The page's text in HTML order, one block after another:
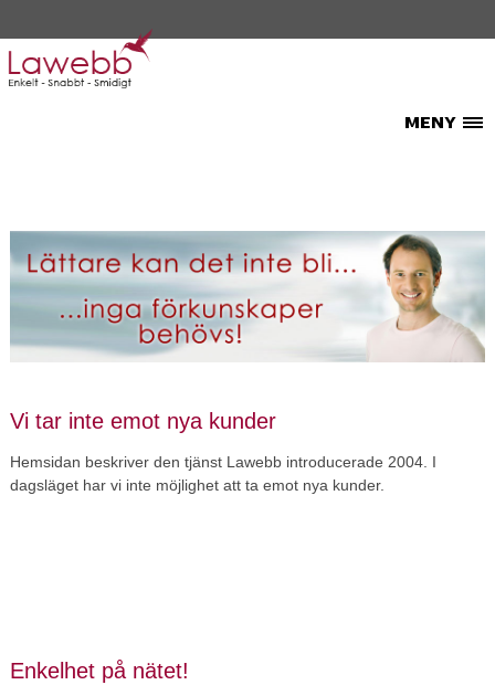
Vi tar inte emot nya kunder
Hemsidan beskriver den tjänst Lawebb introducerade 2004. I
dagsläget har vi inte möjlighet att ta emot nya kunder.
Enkelhet på nätet!